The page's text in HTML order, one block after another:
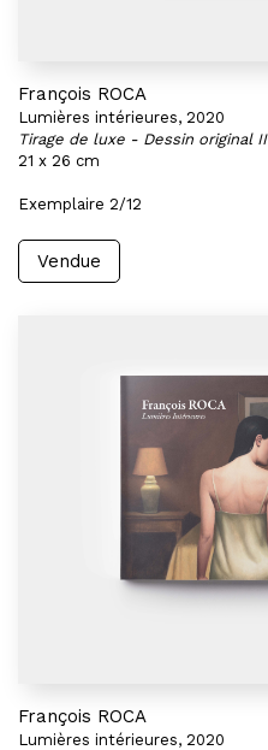
François ROCA
Lumières intérieures, 2020
Tirage de luxe - Dessin original II
21 x 26 cm
Exemplaire 2/12
Vendue
François ROCA
Lumières intérieures, 2020